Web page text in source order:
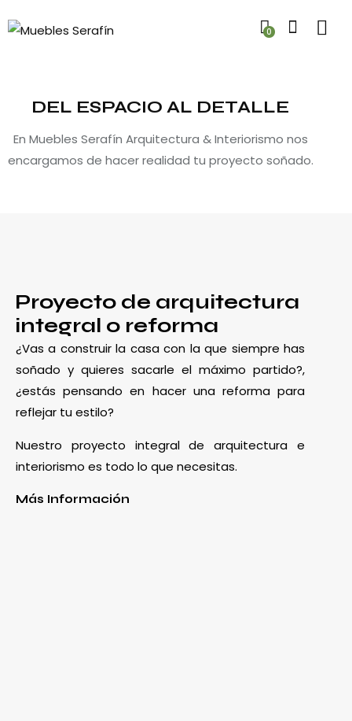
0
DEL ESPACIO AL DETALLE
En Muebles Serafín Arquitectura & Interiorismo nos
encargamos de hacer realidad tu proyecto soñado.
Proyecto de arquitectura
integral o reforma
¿Vas a construir la casa con la que siempre has
soñado y quieres sacarle el máximo partido?,
¿estás pensando en hacer una reforma para
reflejar tu estilo?
Nuestro proyecto integral de arquitectura e
interiorismo es todo lo que necesitas.
Más Información